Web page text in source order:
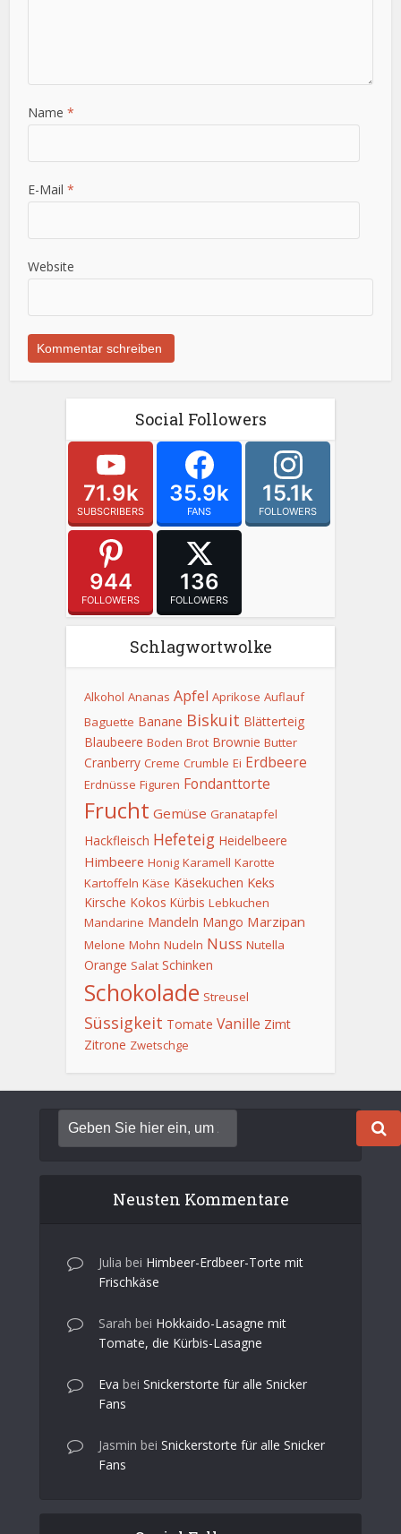
Name*
E-Mail*
Website
Social Followers
71.9k
SUBSCRIBERS
35.9k
FANS
15.1k
FOLLOWERS
944
FOLLOWERS
136
FOLLOWERS
Schlagwortwolke
Alkohol Ananas Apfel Aprikose Auflauf
Baguette Banane Biskuit Blätterteig
Blaubeere Boden Brot Brownie Butter
Cranberry Creme Crumble Ei Erdbeere
Erdnüsse Figuren Fondanttorte
Frucht Gemüse Granatapfel
Hackfleisch Hefeteig Heidelbeere
Himbeere Honig Karamell Karotte
Kartoffeln Käse Käsekuchen Keks
Kirsche Kokos Kürbis Lebkuchen
Mandarine Mandeln Mango Marzipan
Melone Mohn Nudeln Nuss Nutella
Orange Salat Schinken
Schokolade Streusel
Süssigkeit Tomate Vanille Zimt
Zitrone Zwetschge
Neusten Kommentare
Julia bei Himbeer-Erdbeer-Torte mit
Frischkäse
Sarah bei Hokkaido-Lasagne mit
Tomate, die Kürbis-Lasagne
Eva bei Snickerstorte für alle Snicker
Fans
Jasmin bei Snickerstorte für alle Snicker
Fans